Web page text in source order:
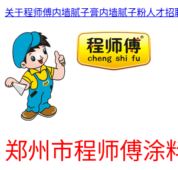
关于程师傅内墙腻子膏内墙腻子粉人才招
郑州市程师傅涂